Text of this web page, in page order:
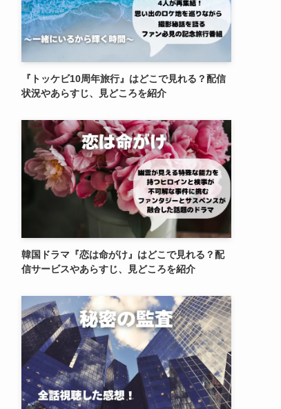
『トッケビ10周年旅行』はどこで見れる？配信
状況やあらすじ、見どころを紹介
韓国ドラマ『恋は命がけ』はどこで見れる？配
信サービスやあらすじ、見どころを紹介